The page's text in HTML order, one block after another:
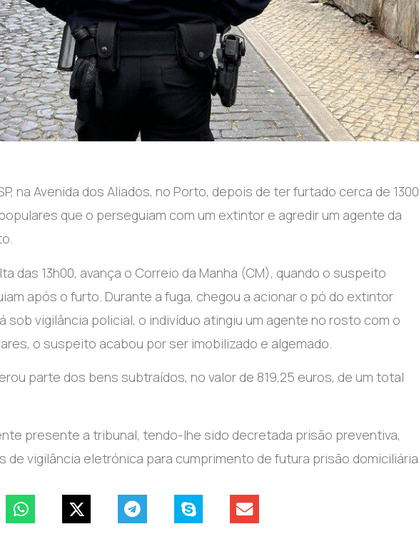
na Avenida dos Aliados, no Porto, depois de ter furtado cerca de 1300
que o perseguiam com um extintor e agredir um agente da
das 13h00, avança o Correio da Manha (CM), quando o suspeito
após o furto. Durante a fuga, chegou a acionar o pó do extintor
vigilância policial, o indivíduo atingiu um agente no rosto com o
o suspeito acabou por ser imobilizado e algemado.
parte dos bens subtraídos, no valor de 819,25 euros, de um total
presente a tribunal, tendo-lhe sido decretada prisão preventiva,
de vigilância eletrónica para cumprimento de futura prisão domiciliária.